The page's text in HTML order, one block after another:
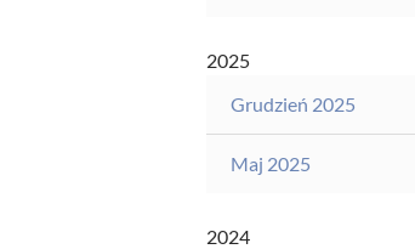
2025
Grudzień 2025
Maj 2025
2024